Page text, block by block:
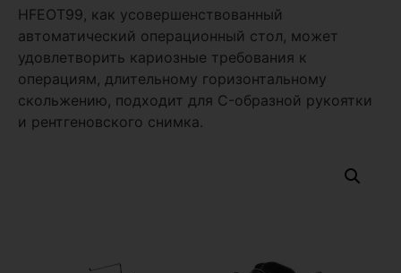
HFEOT99, как усовершенствованный
автоматический операционный стол, может
удовлетворить кариозные требования к
операциям, длительному горизонтальному
скольжению, подходит для C-образной рукоятки
и рентгеновского снимка.